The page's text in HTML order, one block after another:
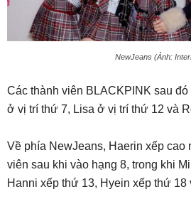
NewJeans (Ảnh:
Các thành viên BLACKPINK sau
ở vị trí thứ 7, Lisa ở vị trí thứ 12 và
Về phía NewJeans, Haerin xếp cao
viên sau khi vào hạng 8, trong khi
Hanni xếp thứ 13, Hyein xếp thứ